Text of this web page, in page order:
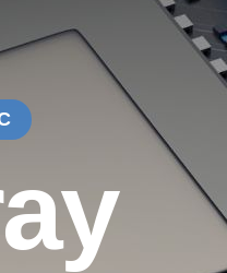
Phone
Network
Solid State
Tablet
软件库
订阅电子报
伦理管理
合规管理